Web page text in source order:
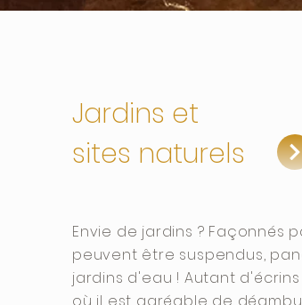
Jardins et
sites naturels
Envie de jardins ? Façonnés
peuvent être suspendus,
jardins d'eau ! Autant